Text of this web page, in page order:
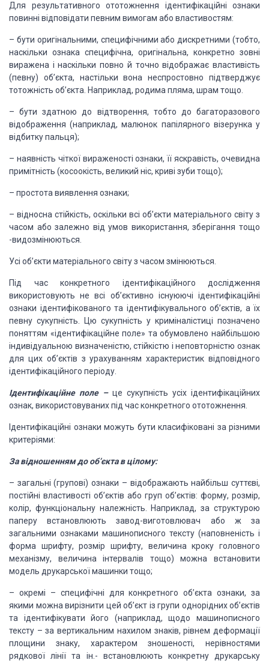
Для результативного ототожнення ідентифікаційні ознаки
повинні відповідати певним вимогам або властивостям:
– бути оригінальними, специфічними або дискретними (тобто,
наскільки ознака специфічна, оригінальна, конкретно зовні
виражена і наскільки повно й точно відображає властивість
(певну) об’єкта, настільки вона неспростовно підтверджує
тотожність об’єкта. Наприклад, родима пляма, шрам тощо.
–бути здатною до відтворення, тобто до багаторазового
відображення (наприклад, малюнок папілярного візерунка у
відбитку пальця);
– наявність чіткої вираженості ознаки, її яскравість, очевидна
примітність (косоокість, великий ніс, криві зуби тощо);
– простота виявлення ознаки;
– відносна стійкість, оскільки всі об’єкти матеріального світу з
часом або залежно від умов використання, зберігання тощо
-видозмінюються.
Усі об’єкти матеріального світу з часом змінюються.
Під час конкретного ідентифікаційного дослідження
використовують не всі об’єктивно існуюючі ідентифікаційні
ознаки ідентифікованого та ідентифікувального об’єктів, а їх
певну сукупність. Цю сукупність у криміналістиці позначено
поняттям «ідентифікаційне поле» та обумовлено найбільшою
індивідуальною визначеністю, стійкістю і неповторністю ознак
для цих об’єктів з урахуванням характеристик відповідного
ідентифікаційного періоду.
Ідентифікаційне поле – це сукупність усіх ідентифікаційних
ознак, використовуваних під час конкретного ототожнення.
Ідентифікаційні ознаки можуть бути класифіковані за різними
критеріями:
За відношенням до об’єктав цілому:
– загальні (групові) ознаки – відображають найбільш суттєві,
постійні властивості об’єктів або груп об’єктів: форму, розмір,
колір, функціональну належність. Наприклад, за структурою
паперу встановлюють завод-виготовлювач або ж за
загальними ознаками машинописного тексту (наповненість і
форма шрифту, розмір шрифту, величина кроку головного
механізму, величина інтервалів тощо) можна встановити
модель друкарської машинки тощо;
– окремі – специфічні для конкретного об’єкта ознаки, за
якими можна вирізнити цей об’єкт із групи однорідних об’єктів
та ідентифікувати його (наприклад, щодо машинописного
тексту – за вертикальним нахилом знаків, рівнем деформації
пло­щини знаку, характером зношеності, нерівностями
рядкової лінії та ін.- встановлюють конкретнудрукарську